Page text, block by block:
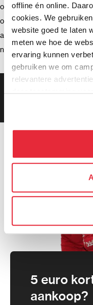
offline én online.
cookies. We
website goed te laten
meten we hoe de
ervaring kunnen
gebruiken we om
relevantere
daar toestemming
kunnen deze
hebben verzameld
kunt alle cookies
We werken samen
kunnen ontvangen en
ondersteuning (2)
opnemen (2)
advies (2)
netwerkrecorder (2)
5 euro
aankoop?